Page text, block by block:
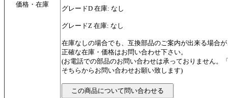
価格・在庫
グレードD 在庫: なし
グレードZ 在庫: なし
在庫なしの場合でも、互換部品のご案内が出来る場合
正確な在庫・価格はお問い合わせ下さい。
(お電話での部品のお問い合わせは承っておりません。
そちらからお問い合わせお願い致します)